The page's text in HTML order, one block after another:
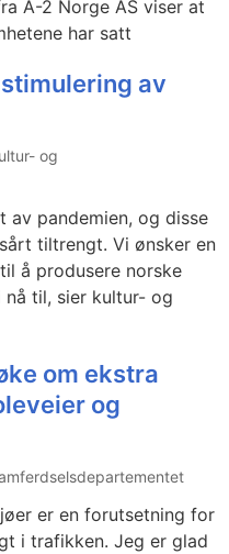
A-2 Norge AS viser at
har satt
av
og
av pandemien, og disse
tiltrengt. Vi ønsker en
å produsere norske
til, sier kultur- og
om ekstra
og
er en forutsetning for
i trafikken. Jeg er glad